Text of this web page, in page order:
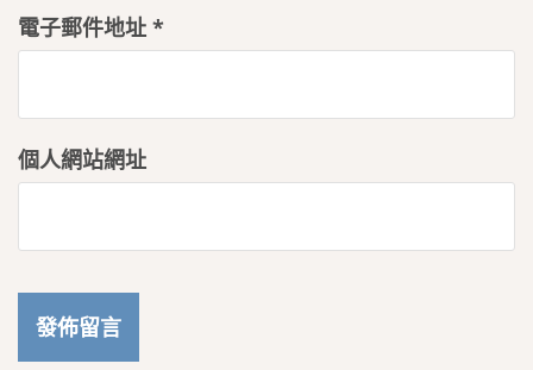
電子郵件地址 *
個人網站網址